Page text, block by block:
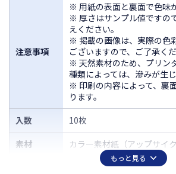
注意事項
※ 用紙の表面と裏面で色味
※ 厚さはサンプル値ですの
えください。
※ 掲載の画像は、実際の色
ございますので、ご了承くだ
※ 天然素材のため、プリン
種類によっては、滲みが生
※ 印刷の内容によって、裏
ります。
入数
10枚
素材
カラー素材紙（アップサイク
A4 210×297mm
もっと見る